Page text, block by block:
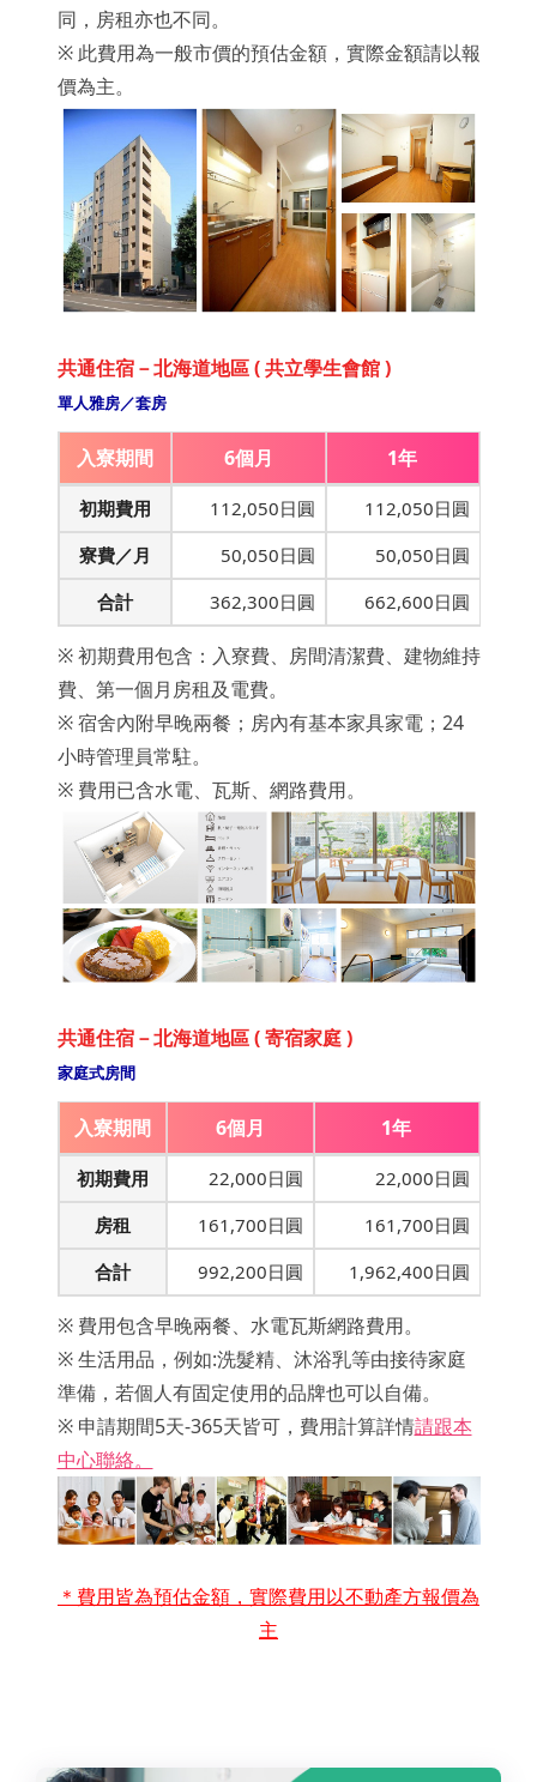
同，房租亦也不同。
※ 此費用為一般市價的預估金額，實際金額請以報
價為主。
共通住宿－北海道地區 ( 共立學生會館 )
單人雅房／套房
入寮期間 6個月 1年
初期費用 112,050日圓
112,050日圓
寮費／月
50,050日圓
50,050日圓
合計
362,300日圓 662,600日圓
※ 初期費用包含：入寮費、房間清潔費、建物維持
費、第一個月房租及電費。
※ 宿舍內附早晚兩餐；房內有基本家具家電；24
小時管理員常駐。
※ 費用已含水電、瓦斯、網路費用。
共通住宿－北海道地區 ( 寄宿家庭 )
家庭式房間
入寮期間 6個月 1年
初期費用 22,000日圓
22,000日圓
房租
161,700日圓
161,700日圓
合計
992,200日圓 1,962,400日圓
※ 費用包含早晚兩餐、水電瓦斯網路費用。
※ 生活用品，例如:洗髮精、沐浴乳等由接待家庭
準備，若個人有固定使用的品牌也可以自備。
※ 申請期間5天-365天皆可，費用計算詳情請跟本
中心聯絡。
＊費用皆為預估金額，實際費用以不動產方報價為
主